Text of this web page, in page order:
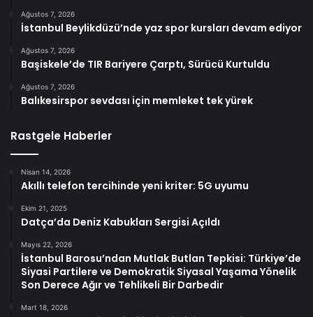
Ağustos 7, 2026
İstanbul Beylikdüzü’nde yaz spor kursları devam ediyor
Ağustos 7, 2026
Başiskele’de TIR Bariyere Çarptı, Sürücü Kurtuldu
Ağustos 7, 2026
Balıkesirspor sevdası için memleket tek yürek
Rastgele Haberler
Nisan 14, 2026
Akıllı telefon tercihinde yeni kriter: 5G uyumu
Ekim 21, 2025
Datça’da Deniz Kabukları Sergisi Açıldı
Mayıs 22, 2026
İstanbul Barosu’ndan Mutlak Butlan Tepkisi: Türkiye’de
Siyasi Partilere ve Demokratik Siyasal Yaşama Yönelik
Son Derece Ağır ve Tehlikeli Bir Darbedir
Mart 18, 2026